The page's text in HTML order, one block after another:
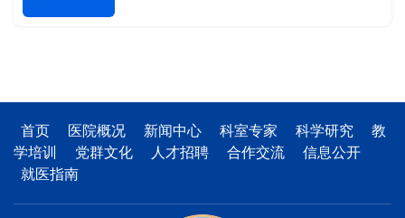
首页 医院概况 新闻中心 科室专家 科学研究
教
学培训
党群文化 人才招聘 合作交流
信息公开
就医指南